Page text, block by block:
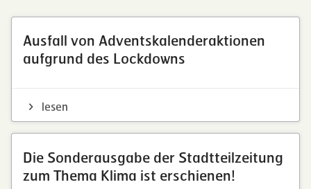
Ausfall von Adventskalenderaktionen
aufgrund des Lockdowns
lesen
Die Sonderausgabe der Stadtteilzeitung
zum Thema Klima ist erschienen!